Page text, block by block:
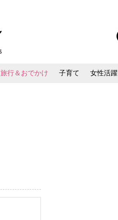
旅行＆おでかけ 子育て 女性活躍